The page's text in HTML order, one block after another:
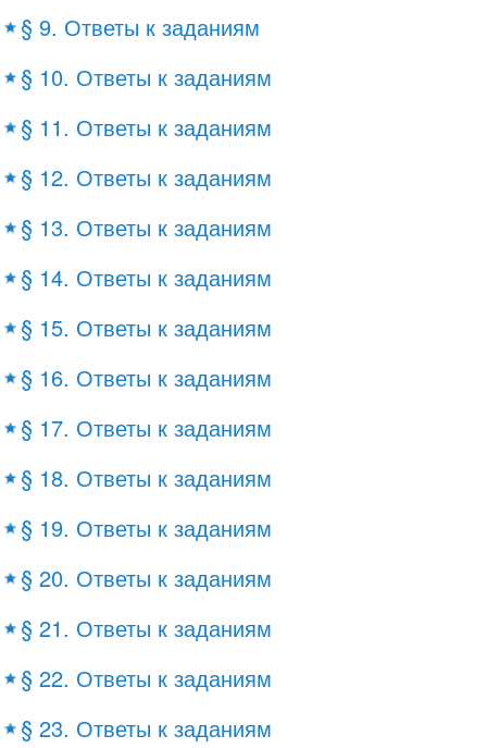
§ 9. Ответы к заданиям
§ 10. Ответы к заданиям
§ 11. Ответы к заданиям
§ 12. Ответы к заданиям
§ 13. Ответы к заданиям
§ 14. Ответы к заданиям
§ 15. Ответы к заданиям
§ 16. Ответы к заданиям
§ 17. Ответы к заданиям
§ 18. Ответы к заданиям
§ 19. Ответы к заданиям
§ 20. Ответы к заданиям
§ 21. Ответы к заданиям
§ 22. Ответы к заданиям
§ 23. Ответы к заданиям